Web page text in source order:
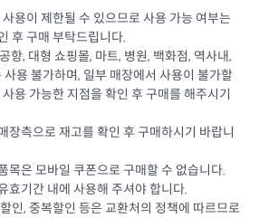
용이 제한될 수 있으므로 사용 가능 여부는
후 구매 부탁드립니다.
항, 대형 쇼핑몰, 마트, 병원, 백화점, 역사내,
용 불가하며, 일부 매장에서 사용이 불가할
용 가능한 지점을 확인 후 구매를 해주시기
장측으로 재고를 확인 후 구매하시기 바랍니
목은 모바일 쿠폰으로 구매할 수 없습니다.
효기간 내에 사용해 주셔야 합니다.
인, 중복할인 등은 교환처의 정책에 따르므로